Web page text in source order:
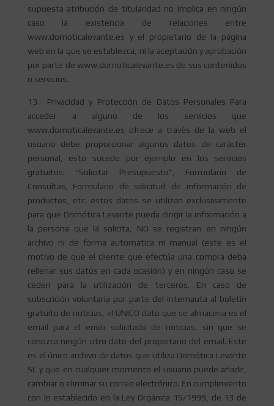
supuesta atribución de titularidad no implica en ningún
caso la existencia de relaciones entre
www.domoticalevante.es y el propietario de la página
web en la que se establezca, ni la aceptación y aprobación
por parte de www.domoticalevante.es de sus contenidos
o servicios.
13.- Privacidad y Protección de Datos Personales Para
acceder a alguno de los servicios que
www.domoticalevante.es ofrece a través de la web el
usuario debe proporcionar algunos datos de carácter
personal, esto sucede por ejemplo en los servicios
gratuitos: “Solicitar Presupuesto”, Formulario de
Consultas, Formulario de solicitud de información de
productos, etc. estos datos se utilizan exclusivamente
para que Domótica Levante pueda dirigir la información a
la persona que la solicita, NO se registran en ningún
archivo ni de forma automática ni manual (este es el
motivo de que el cliente que efectúa una compra deba
rellenar sus datos en cada ocasión) y en ningún caso se
ceden para la utilización de terceros. En caso de
subscrición voluntaria por parte del internauta al boletín
gratuito de noticias, el ÚNICO dato que se almacena es el
email para el envío solicitado de noticias, sin que se
conozca ningún otro dato del propietario del email. Este
es el único archivo de datos que utiliza Domótica Levante
SL y que en cualquier momento el usuario puede añadir,
cambiar o eliminar su correo electrónico. En cumplimiento
con lo establecido en la Ley Orgánica 15/1999, de 13 de